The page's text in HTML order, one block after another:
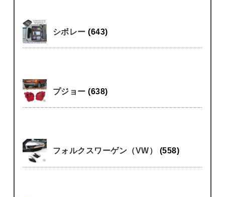
シボレー(643)
プジョー(638)
フォルクスワーゲン（VW） (558)